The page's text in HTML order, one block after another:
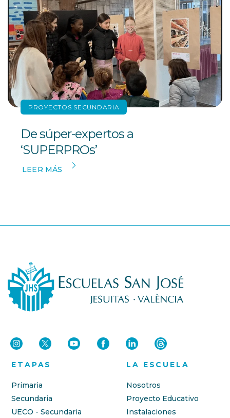
PROYECTOS SECUNDARIA
De súper-expertos a
‘SUPERPROs’
LEER MÁS
ETAPAS
Primaria
Secundaria
UECO - Secundaria
LA ESCUELA
Nosotros
Proyecto Educativo
Instalaciones